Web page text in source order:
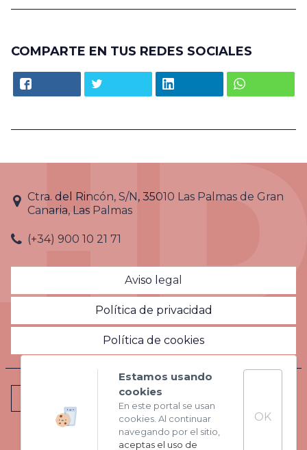
COMPARTE EN TUS REDES SOCIALES
Ctra. del Rincón, S/N, 35010 Las Palmas de Gran
Canaria, Las Palmas
(+34) 900 10 21 71
Aviso legal
Política de privacidad
Política de cookies
VISITA NUESTRA WEB
Estamos usando
cookies
En este portal se usan
cookies. Al continuar
navegando por el sitio,
aceptas el uso de
OK